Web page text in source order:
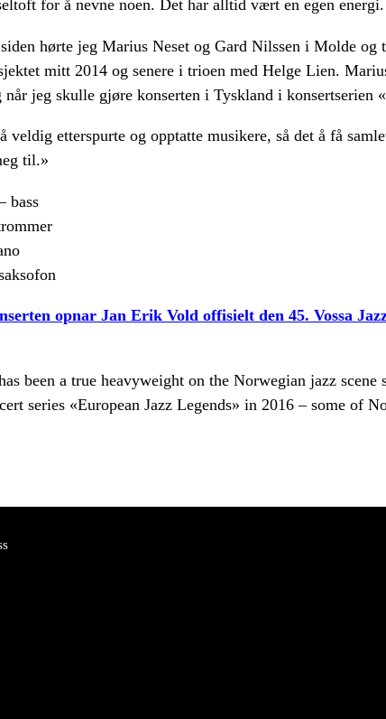
for å nevne noen. Det har alltid vært en egen energi.
hørte jeg Marius Neset og Gard Nilssen i Molde
mitt 2014 og senere i trioen med Helge Lien.
når jeg skulle gjøre konserten i Tyskland i konsertserien
veldig etterspurte og opptatte musikere, så det å få
til.»
bass
opnar Jan Erik Vold offisielt den 45. Vossa
been a true heavyweight on the Norwegian jazz
series «European Jazz Legends» in 2016 – some of